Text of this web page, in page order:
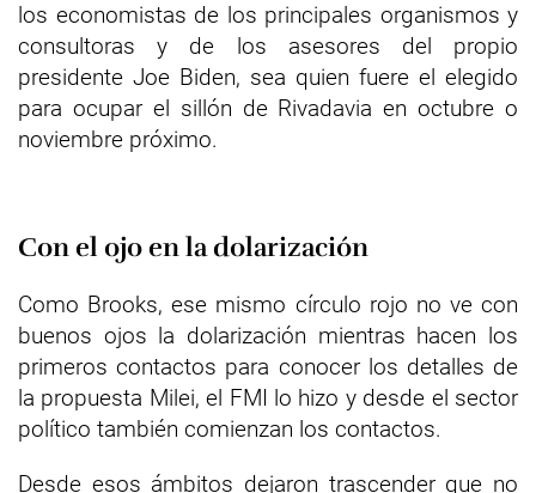
los economistas de los principales organismos y
consultoras y de los asesores del propio
presidente Joe Biden, sea quien fuere el elegido
para ocupar el sillón de Rivadavia en octubre o
noviembre próximo.
Con el ojo en la dolarización
Como Brooks, ese mismo círculo rojo no ve con
buenos ojos la dolarización mientras hacen los
primeros contactos para conocer los detalles de
la propuesta Milei, el FMI lo hizo y desde el sector
político también comienzan los contactos.
Desde esos ámbitos dejaron trascender que no